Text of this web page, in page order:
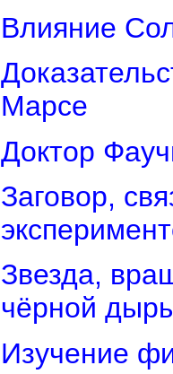
Влияние
Марсе
Доктор
Заговор,
Звезда,
чёрной
Изучение